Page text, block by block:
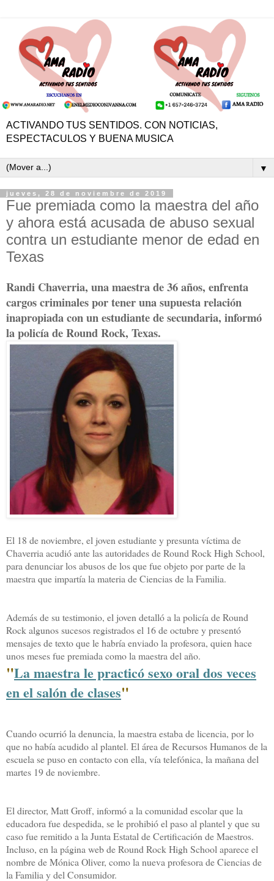
ACTIVANDO TUS SENTIDOS. CON NOTICIAS,
ESPECTACULOS Y BUENA MUSICA
▼
jueves, 28 de noviembre de 2019
Fue premiada como la maestra del año
y ahora está acusada de abuso sexual
contra un estudiante menor de edad en
Texas
Randi Chaverria, una maestra de 36 años, enfrenta
cargos criminales por tener una supuesta relación
inapropiada con un estudiante de secundaria, informó
la policía de Round Rock, Texas.
El 18 de noviembre, el joven estudiante y presunta víctima de
Chaverria acudió ante las autoridades de Round Rock High School,
para denunciar los abusos de los que fue objeto por parte de la
maestra que impartía la materia de Ciencias de la Familia.
Además de su testimonio, el joven detalló a la policía de Round
Rock algunos sucesos registrados el 16 de octubre y presentó
mensajes de texto que le habría enviado la profesora, quien hace
unos meses fue premiada como la maestra del año.
"La maestra le practicó sexo oral dos veces
en el salón de clases"
Cuando ocurrió la denuncia, la maestra estaba de licencia, por lo
que no había acudido al plantel. El área de Recursos Humanos de la
escuela se puso en contacto con ella, vía telefónica, la mañana del
martes 19 de noviembre.
El director, Matt Groff, informó a la comunidad escolar que la
educadora fue despedida, se le prohibió el paso al plantel y que su
caso fue remitido a la Junta Estatal de Certificación de Maestros.
Incluso, en la página web de Round Rock High School aparece el
nombre de Mónica Oliver, como la nueva profesora de Ciencias de
la Familia y del Consumidor.